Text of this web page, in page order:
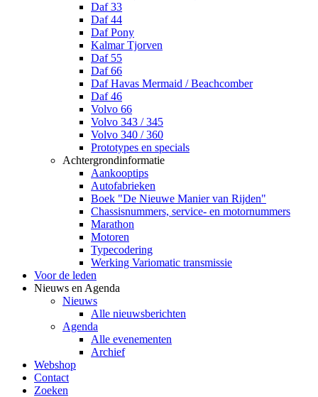
Daf 33
Daf 44
Daf Pony
Kalmar Tjorven
Daf 55
Daf 66
Daf Havas Mermaid / Beachcomber
Daf 46
Volvo 66
Volvo 343 / 345
Volvo 340 / 360
Prototypes en specials
Achtergrondinformatie
Aankooptips
Autofabrieken
Boek "De Nieuwe Manier van Rijden"
Chassisnummers, service- en motornummers
Marathon
Motoren
Typecodering
Werking Variomatic transmissie
Voor de leden
Nieuws en Agenda
Nieuws
Alle nieuwsberichten
Agenda
Alle evenementen
Archief
Webshop
Contact
Zoeken